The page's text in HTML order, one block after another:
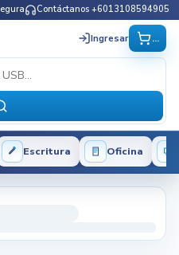
Contáctanos +6013108594905
Ingresar ...
Escritura Oficina